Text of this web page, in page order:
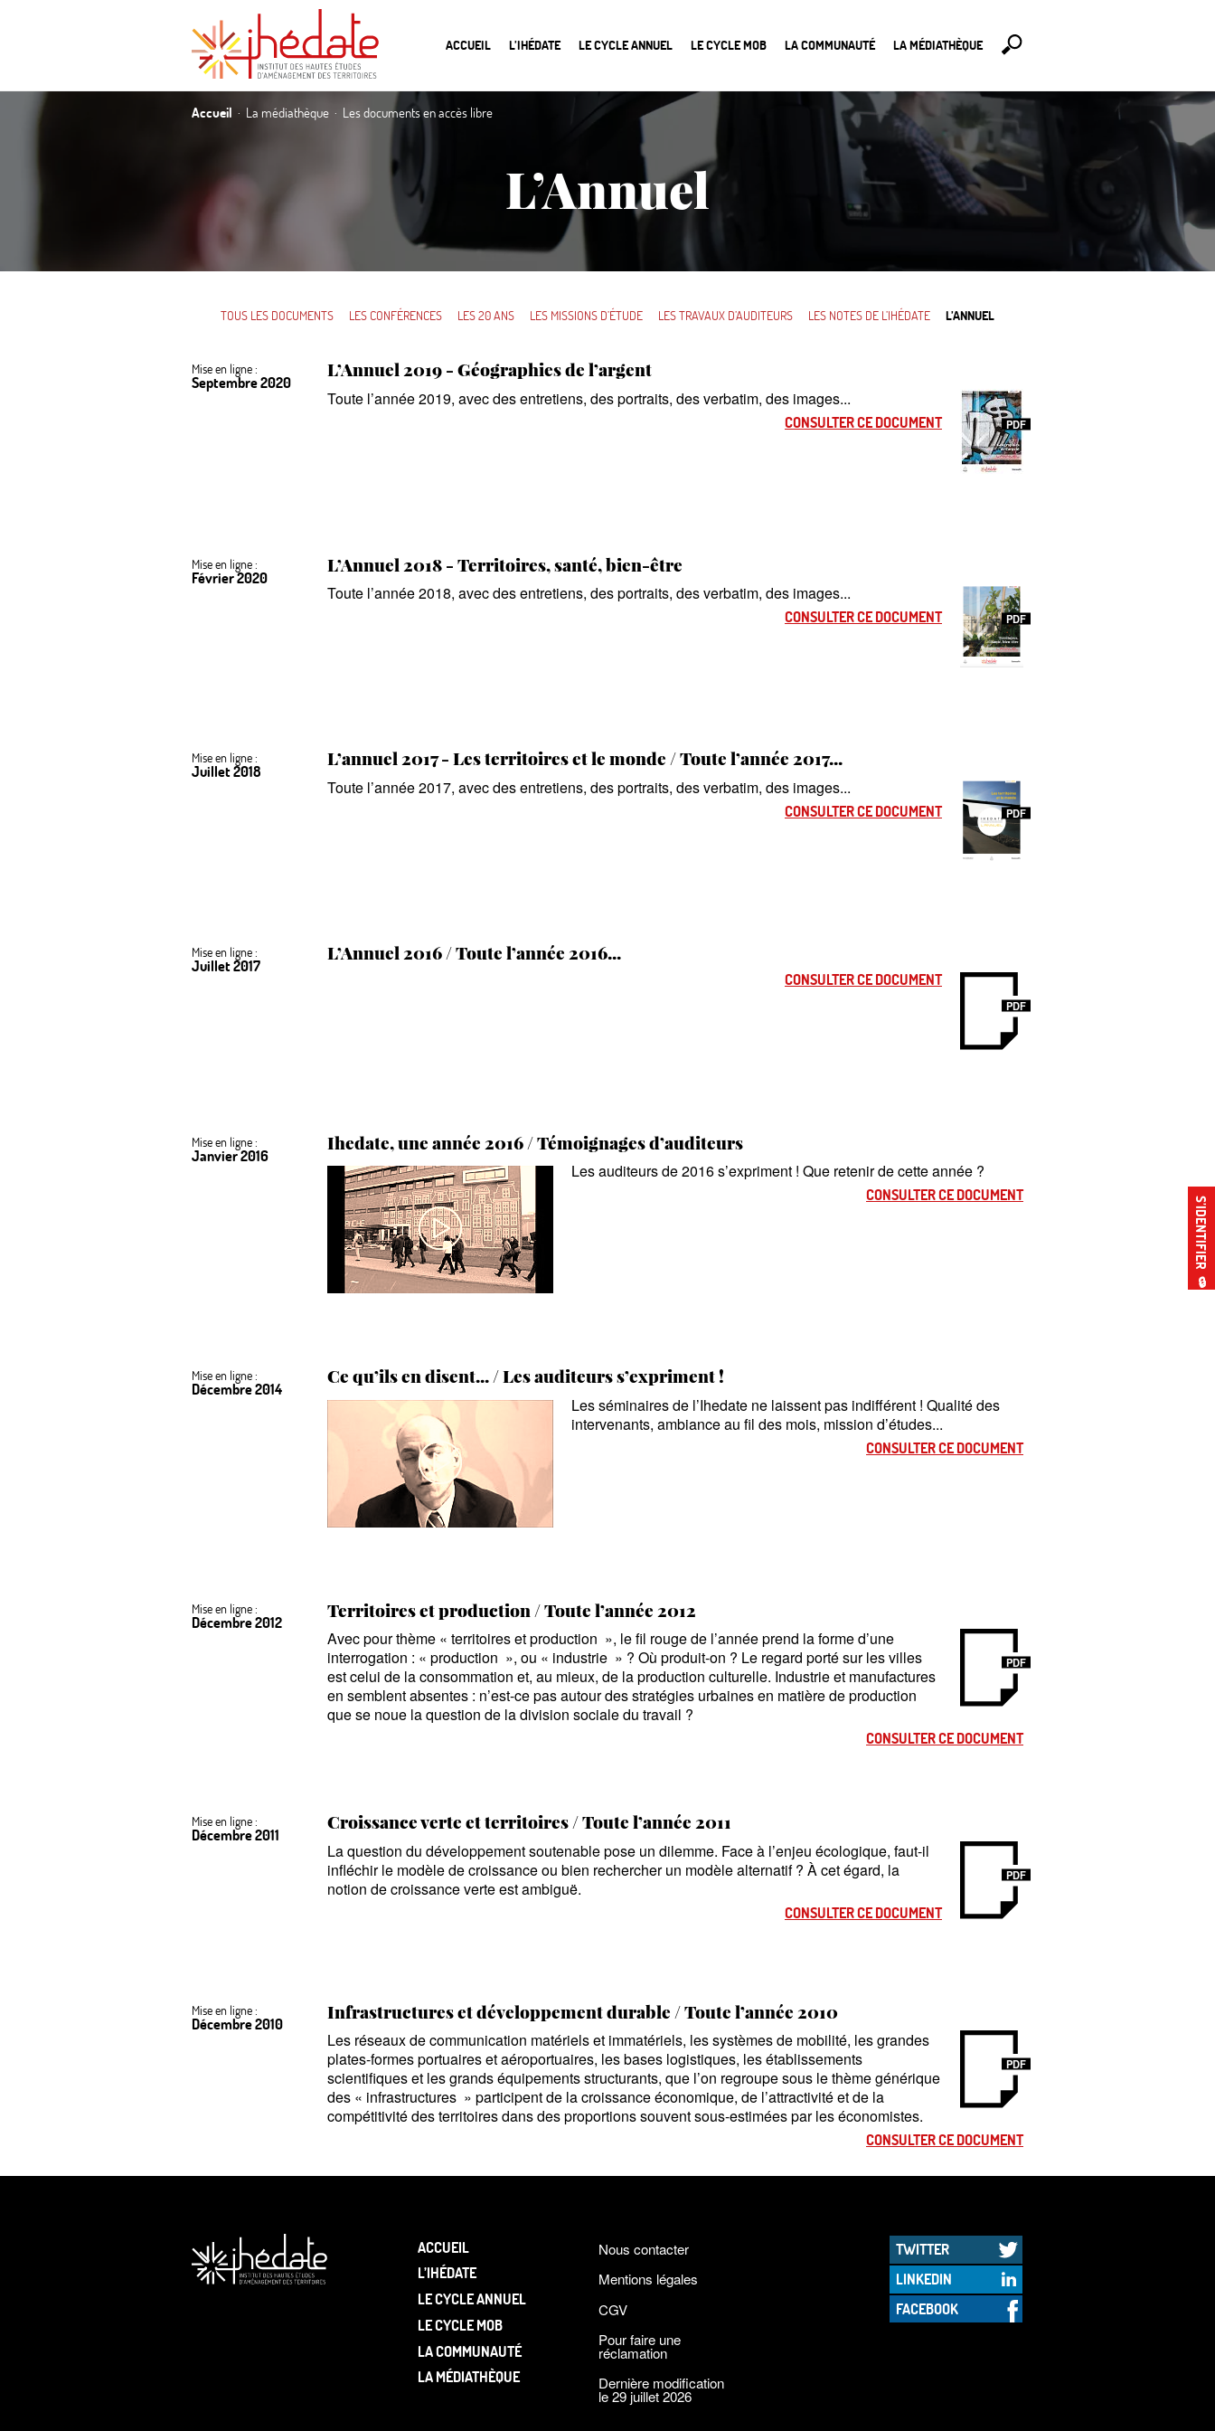
ACCUEIL L’IHÉDATE LE CYCLE ANNUEL LE CYCLE MOB LA COMMUNAUTÉ LA MÉDIATHÈQUE
S’IDENTIFIER
🔒
Accueil La médiathèque Les documents en accès libre
L’Annuel
TOUS LES DOCUMENTS LES CONFÉRENCES LES 20 ANS LES MISSIONS D’ÉTUDE LES TRAVAUX D’AUDITEURS LES NOTES DE L’IHÉDATE L’ANNUEL
Mise en ligne :
Septembre 2020
L’Annuel 2019 - Géographies de l’argent
PDF
Toute l’année 2019, avec des entretiens, des portraits, des verbatim, des images...
CONSULTER CE DOCUMENT
Mise en ligne :
Février 2020
L’Annuel 2018 - Territoires, santé, bien-être
PDF
Toute l’année 2018, avec des entretiens, des portraits, des verbatim, des images...
CONSULTER CE DOCUMENT
Mise en ligne :
Juillet 2018
L’annuel 2017 - Les territoires et le monde / Toute l’année 2017...
PDF
Toute l’année 2017, avec des entretiens, des portraits, des verbatim, des images...
CONSULTER CE DOCUMENT
Mise en ligne :
Juillet 2017
L’Annuel 2016 / Toute l’année 2016...
PDF
CONSULTER CE DOCUMENT
Mise en ligne :
Janvier 2016
Ihedate, une année 2016 / Témoignages d’auditeurs
Les auditeurs de 2016 s’expriment ! Que retenir de cette année ?
CONSULTER CE DOCUMENT
Mise en ligne :
Décembre 2014
Ce qu’ils en disent... / Les auditeurs s’expriment!
Les séminaires de l’Ihedate ne laissent pas indifférent ! Qualité des
intervenants, ambiance au fil des mois, mission d’études...
CONSULTER CE DOCUMENT
Mise en ligne :
Décembre 2012
Territoires et production / Toute l’année 2012
PDF
Avec pour thème « territoires et production », le fil rouge de l’année prend la forme d’une
interrogation : « production », ou « industrie » ? Où produit-on ? Le regard porté sur les villes
est celui de la consommation et, au mieux, de la production culturelle. Industrie et manufactures
en semblent absentes : n’est-ce pas autour des stratégies urbaines en matière de production
que se noue la question de la division sociale du travail ?
CONSULTER CE DOCUMENT
Mise en ligne :
Décembre 2011
Croissance verte et territoires / Toute l’année 2011
PDF
La question du développement soutenable pose un dilemme. Face à l’enjeu écologique, faut-il
infléchir le modèle de croissance ou bien rechercher un modèle alternatif ? À cet égard, la
notion de croissance verte est ambiguë.
CONSULTER CE DOCUMENT
Mise en ligne :
Décembre 2010
Infrastructures et développement durable / Toute l’année 2010
PDF
Les réseaux de communication matériels et immatériels, les systèmes de mobilité, les grandes
plates-formes portuaires et aéroportuaires, les bases logistiques, les établissements
scientifiques et les grands équipements structurants, que l’on re­groupe sous le thème générique
des « infrastructures » participent de la croissance économique, de l’attractivité et de la
compétitivité des territoires dans des propor­tions souvent sous-estimées par les économistes.
CONSULTER CE DOCUMENT
ACCUEIL
L’IHÉDATE
LE CYCLE ANNUEL
LE CYCLE MOB
LA COMMUNAUTÉ
LA MÉDIATHÈQUE
Nous contacter
Mentions légales
CGV
Pour faire une
réclamation
Dernière modification
le 29 juillet 2026
TWITTER
LINKEDIN
FACEBOOK